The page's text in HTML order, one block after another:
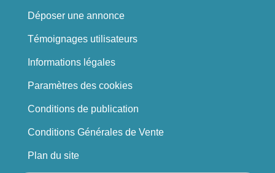
Déposer une annonce
Témoignages utilisateurs
Informations légales
Paramètres des cookies
Conditions de publication
Conditions Générales de Vente
Plan du site